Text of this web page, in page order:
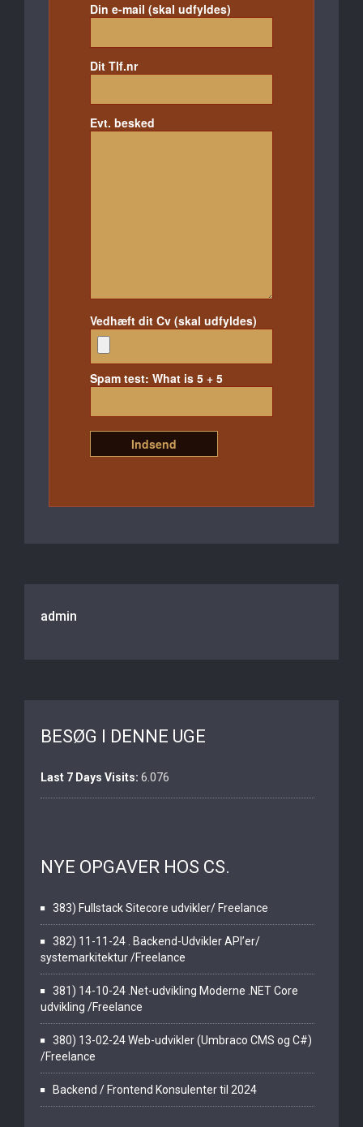
Din e-mail (skal udfyldes)
Dit Tlf.nr
Evt. besked
Vedhæft dit Cv (skal udfyldes)
Spam test: What is 5 + 5
admin
BESØG I DENNE UGE
Last 7 Days Visits: 6.076
NYE OPGAVER HOS CS.
383) Fullstack Sitecore udvikler/ Freelance
382) 11-11-24 . Backend-Udvikler API’er/
systemarkitektur /Freelance
381) 14-10-24 .Net-udvikling Moderne .NET Core
udvikling /Freelance
380) 13-02-24 Web-udvikler (Umbraco CMS og C#)
/Freelance
Backend / Frontend Konsulenter til 2024